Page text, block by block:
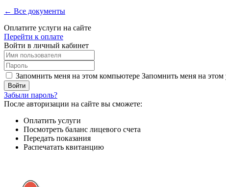
← Все документы
Оплатите услуги на сайте
Перейти к оплате
Войти в личный кабинет
Запомнить меня на этом компьютере Запомнить меня на этом
Забыли пароль?
После авторизации на сайте вы сможете:
Оплатить услуги
Посмотреть баланс лицевого счета
Передать показания
Распечатать квитанцию